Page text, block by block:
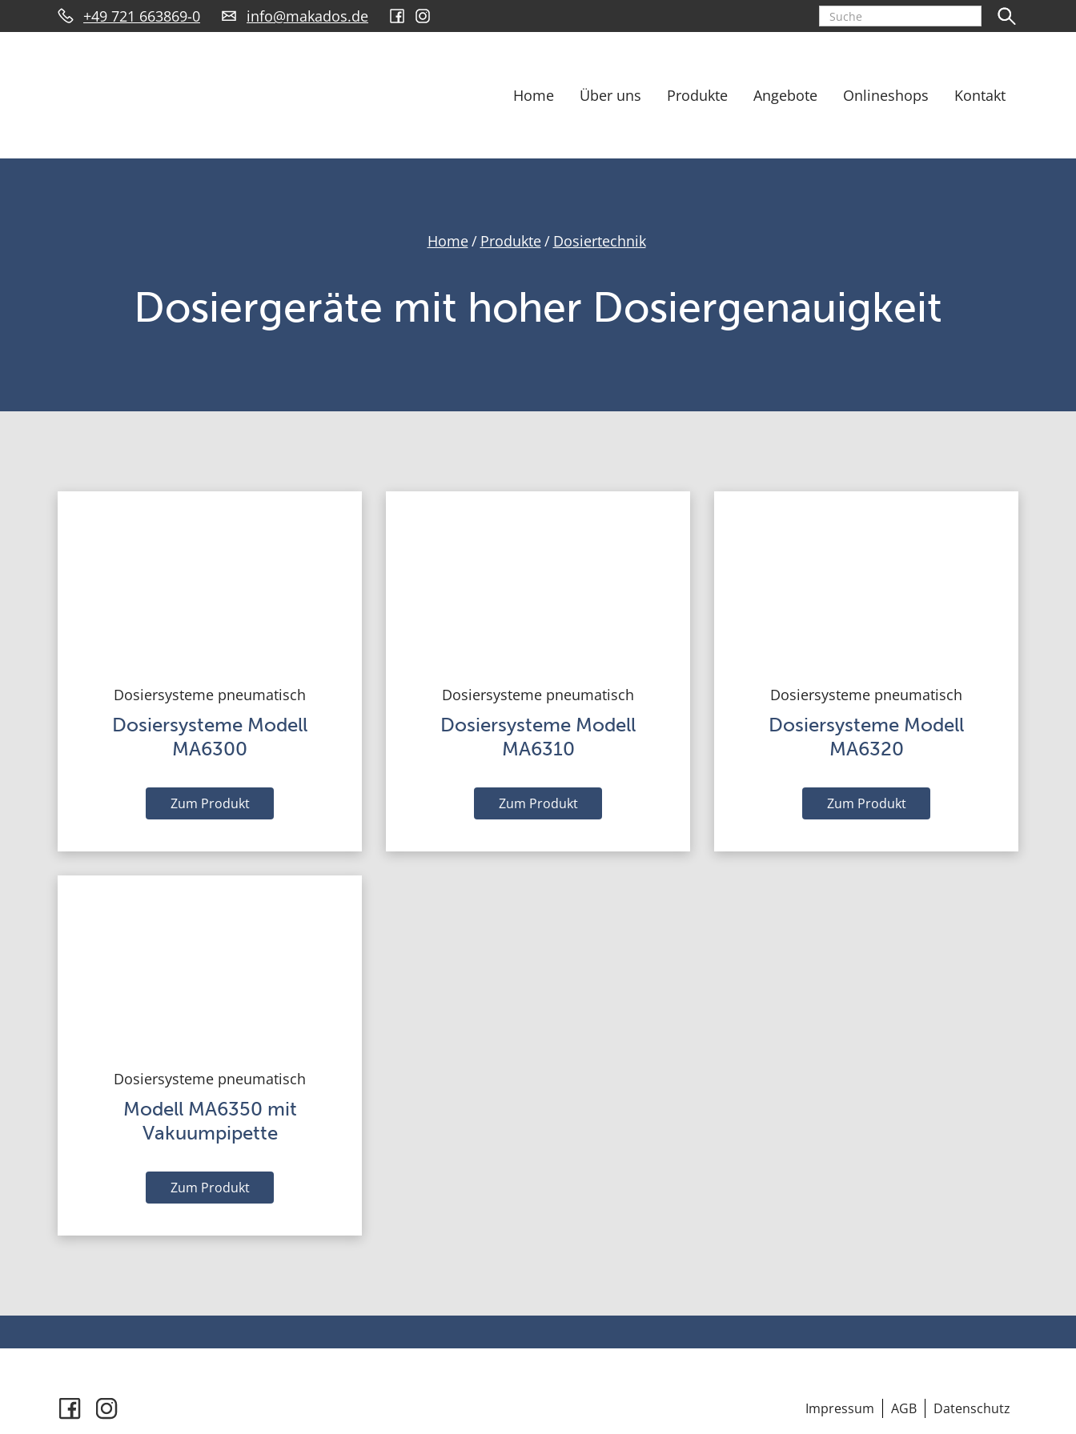
+49 721 663869-0 info@makados.de
Home Über uns Produkte Angebote Onlineshops Kontakt
Home/ Produkte/ Dosiertechnik
Dosiergeräte mit hoher Dosiergenauigkeit
Dosiersysteme pneumatisch
Dosiersysteme Modell
MA6300
Zum Produkt
Dosiersysteme pneumatisch
Dosiersysteme Modell
MA6310
Zum Produkt
Dosiersysteme pneumatisch
Dosiersysteme Modell
MA6320
Zum Produkt
Dosiersysteme pneumatisch
Modell MA6350 mit
Vakuumpipette
Zum Produkt
Impressum AGB Datenschutz